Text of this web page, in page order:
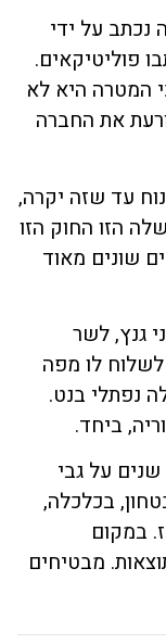
נכתב על ידי
פוליטיקאים.
המטרה היא לא
את החברה
עד שזה יקרה,
הזו החוק הזו
שונים מאוד
גנץ, לשר
לשלוח לו מפה
נפתלי בנט.
ביחד.
על גבי
בכלכלה,
במקום
מבטיחים